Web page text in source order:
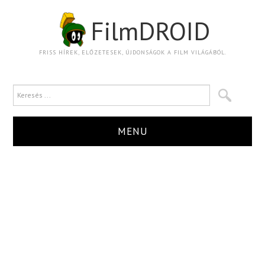
FilmDROID
FRISS HÍREK, ELŐZETESEK, ÚJDONSÁGOK A FILM VILÁGÁBÓL.
MENU